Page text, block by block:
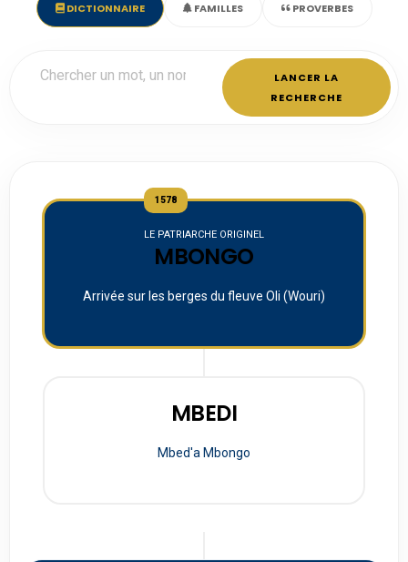
DICTIONNAIRE FAMILLES PROVERBES
LANCER LA
RECHERCHE
1578
LE PATRIARCHE ORIGINEL
MBONGO
Arrivée sur les berges du fleuve Oli (Wouri)
MBEDI
Mbed'a Mbongo